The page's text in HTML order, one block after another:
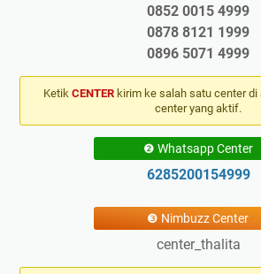
0852 0015 4999
0878 8121 1999
0896 5071 4999
Ketik CENTER kirim ke salah satu center
center yang aktif.
❷ Whatsapp Center
6285200154999
❸ Nimbuzz Center
center_thalita